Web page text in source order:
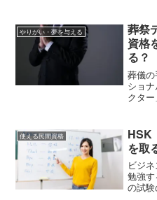
木医
就職
やりがい・夢を与える
葬祭
資格
る？
葬儀
ショ
クタ
クタ
なの
どを
い。
使える民間資格
HSK
を取
ビジ
勉強
の試